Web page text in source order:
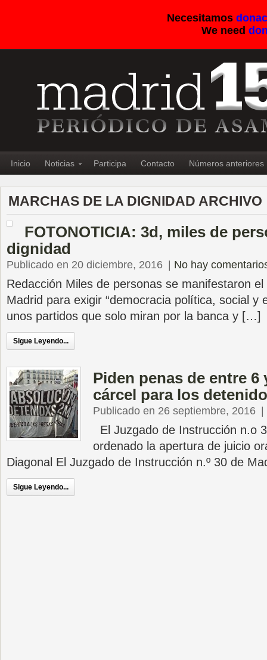
Necesitamos
We need
Inicio Noticias Participa Contacto Números anteriores
MARCHAS DE LA DIGNIDAD ARCHIVO
FOTONOTICIA: 3d, miles de
dignidad
Publicado en 20 diciembre, 2016 No hay
Redacción Miles de personas se manifestaron
Madrid para exigir “democracia política, social y
unos partidos que solo miran por la banca y […]
Sigue Leyendo...
Piden penas de entre 6
cárcel para los
Publicado en 26 septiembre, 2016
El Juzgado de Instrucción n.o
ordenado la apertura de juicio
Diagonal El Juzgado de Instrucción n.º 30 de
Sigue Leyendo...